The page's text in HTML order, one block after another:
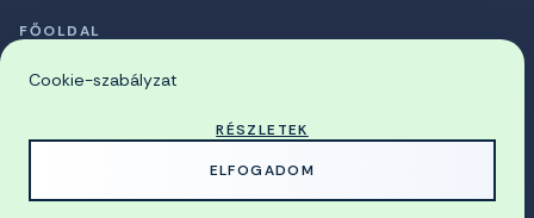
© 2026 Miskolci Egyetem
FŐOLDAL
Cookie-szabályzat
RÉSZLETEK
ELFOGADOM